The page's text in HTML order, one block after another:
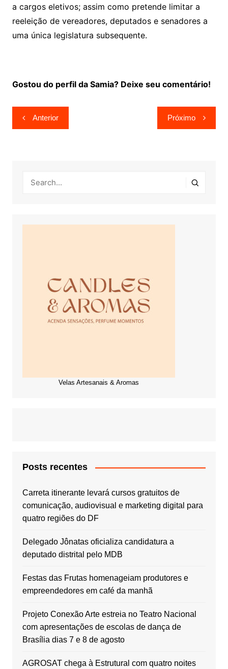
a cargos eletivos; assim como pretende limitar a
reeleição de vereadores, deputados e senadores a
uma única legislatura subsequente.
Gostou do perfil da Samia? Deixe seu comentário!
Navegação
de
Anterior Próximo
Velas Artesanais & Aromas
Posts recentes
Carreta itinerante levará cursos gratuitos de
comunicação, audiovisual e marketing digital para
quatro regiões do DF
Delegado Jônatas oficializa candidatura a
deputado distrital pelo MDB
Festas das Frutas homenageiam produtores e
empreendedores em café da manhã
Projeto Conexão Arte estreia no Teatro Nacional
com apresentações de escolas de dança de
Brasília dias 7 e 8 de agosto
AGROSAT chega à Estrutural com quatro noites